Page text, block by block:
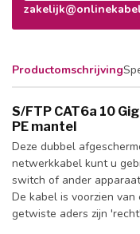
Productomschrijving
S/FTP CAT6a 10
PE mantel
Deze dubbel
netwerkkabel kunt u
switch of ander
De kabel is voorzien
getwiste aders zijn